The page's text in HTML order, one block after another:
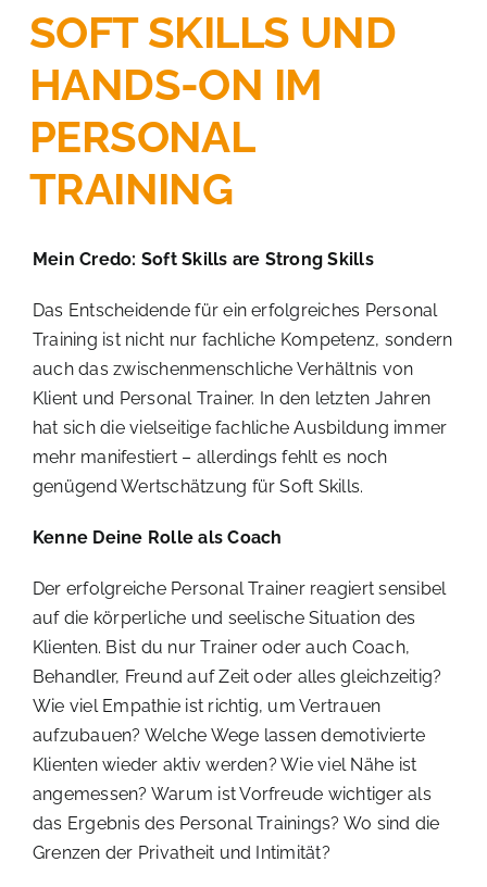
SOFT SKILLS UND
HANDS-ON IM
PERSONAL
TRAINING
Mein Credo: Soft Skills are Strong Skills
Das Entscheidende für ein erfolgreiches Personal
Training ist nicht nur fachliche Kompetenz, sondern
auch das zwischenmenschliche Verhältnis von
Klient und Personal Trainer. In den letzten Jahren
hat sich die vielseitige fachliche Ausbildung immer
mehr manifestiert – allerdings fehlt es noch
genügend Wertschätzung für Soft Skills.
Kenne Deine Rolle als Coach
Der erfolgreiche Personal Trainer reagiert sensibel
auf die körperliche und seelische Situation des
Klienten. Bist du nur Trainer oder auch Coach,
Behandler, Freund auf Zeit oder alles gleichzeitig?
Wie viel Empathie ist richtig, um Vertrauen
aufzubauen? Welche Wege lassen demotivierte
Klienten wieder aktiv werden? Wie viel Nähe ist
angemessen? Warum ist Vorfreude wichtiger als
das Ergebnis des Personal Trainings? Wo sind die
Grenzen der Privatheit und Intimität?